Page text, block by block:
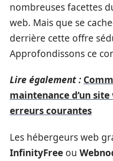
nombreuses facettes
web. Mais que se
derrière cette offre
Approfondissons ce
Lire également :
maintenance d’un
erreurs courantes
Les hébergeurs web
InfinityFree ou